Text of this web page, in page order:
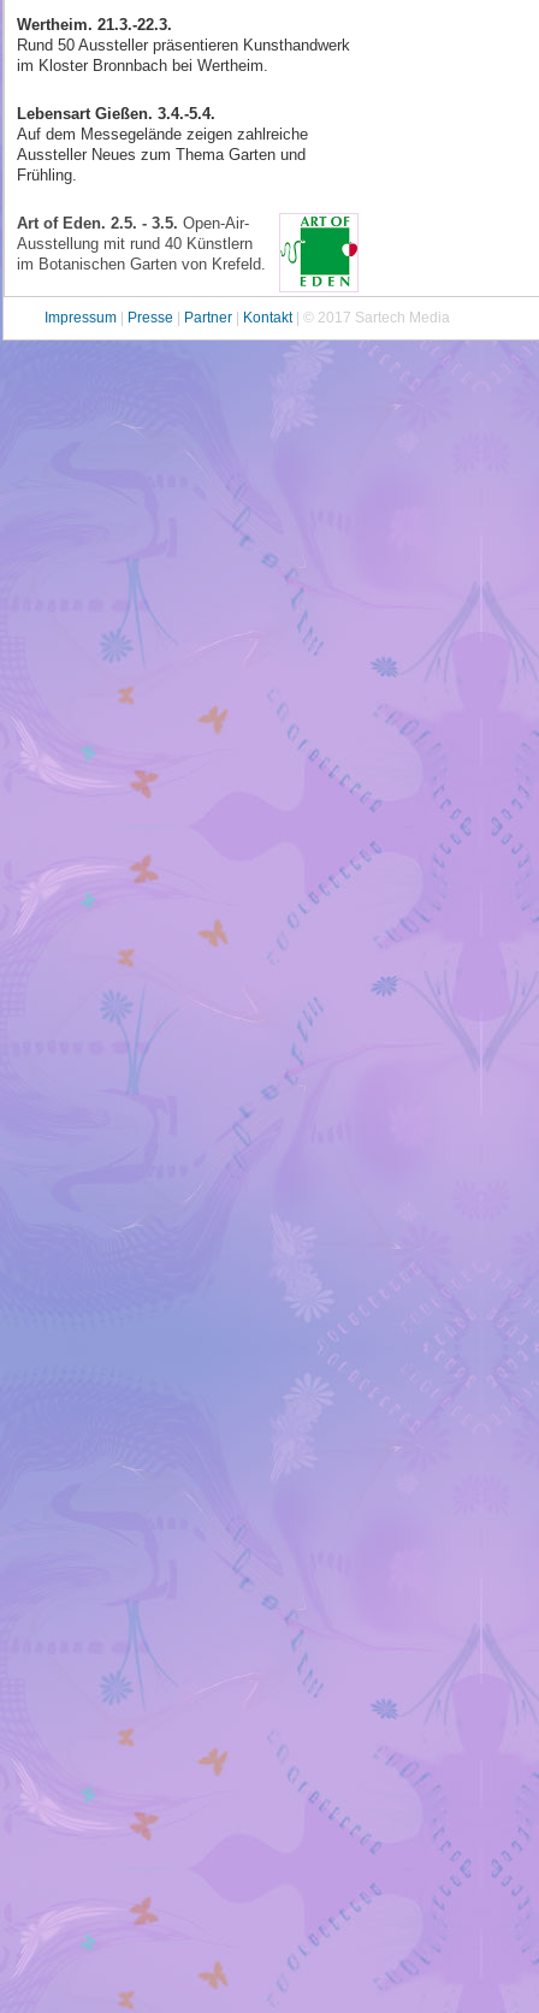
Wertheim. 21.3.-22.3.
Rund 50 Aussteller präsentieren Kunsthandwerk
im Kloster Bronnbach bei Wertheim.
Lebensart Gießen. 3.4.-5.4.
Auf dem Messegelände zeigen zahlreiche
Aussteller Neues zum Thema Garten und
Frühling.
Art of Eden. 2.5. - 3.5. Open-Air-
Aus­stellung mit rund 40 Künstlern
im Bota­nischen Garten von Krefeld.
Impressum Presse Partner Kontakt| © 2017 Sartech Media